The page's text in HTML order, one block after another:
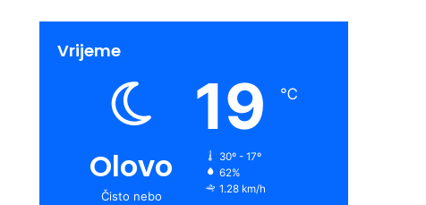
Vrijeme
Olovo
Čisto nebo
19 ℃
30º - 17º
62%
1.28 km/h